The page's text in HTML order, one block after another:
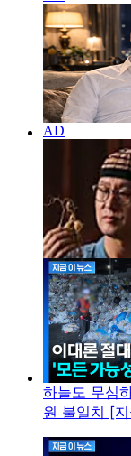
하늘도 무심
원 불일치 [